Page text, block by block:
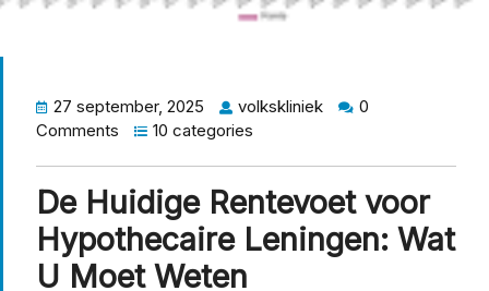
27 september, 2025 volkskliniek
0
Comments
10 categories
De Huidige Rentevoet voor
Hypothecaire Leningen: Wat
U Moet Weten